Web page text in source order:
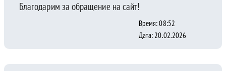
Благодарим за обращение на сайт!
Время: 08:52
Дата: 20.02.2026